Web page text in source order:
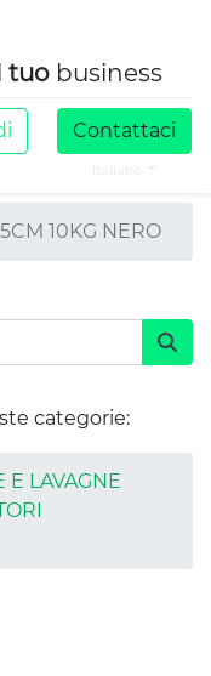
tuo business
Contattaci
10KG NERO
categorie:
E LAVAGNE